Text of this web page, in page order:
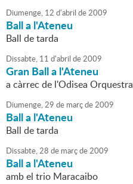
Diumenge, 12 d'abril de2009
Ball a l'Ateneu
Ball de tarda
Dissabte, 11 d'abril de2009
Gran Ball a l'Ateneu
a càrrec de l'Odisea Orquestra
Diumenge,29 de marçde2009
Ball a l'Ateneu
Ball de tarda
Dissabte,28 de marçde2009
Ball a l'Ateneu
amb el trio Maracaibo